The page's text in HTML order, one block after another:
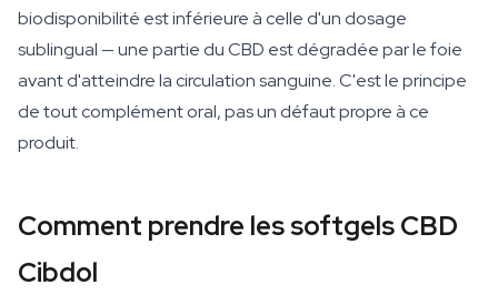
biodisponibilité est inférieure à celle d'un dosage
sublingual — une partie du CBD est dégradée par le foie
avant d'atteindre la circulation sanguine. C'est le principe
de tout complément oral, pas un défaut propre à ce
produit.
Comment prendre les softgels CBD
Cibdol